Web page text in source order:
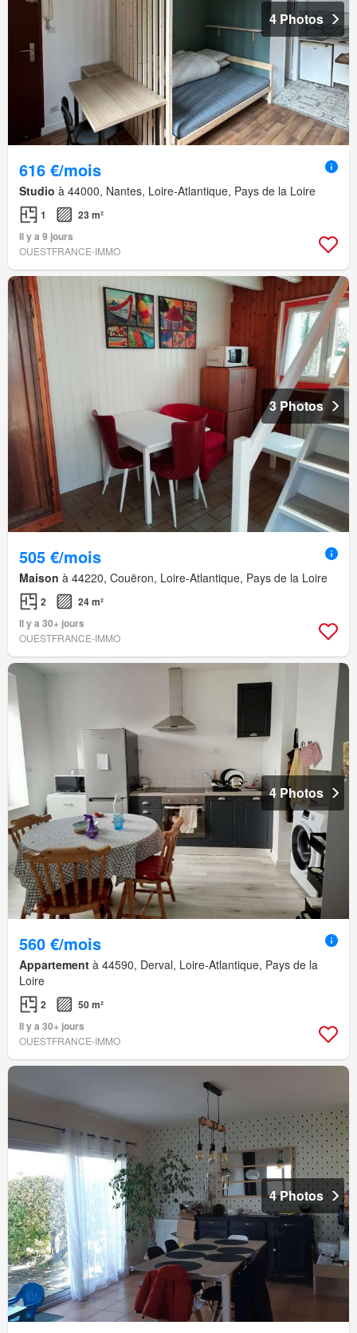
4 Photos
616 €/mois
Studio à 44000, Nantes, Loire-Atlantique, Pays de la Loire
1
23 m²
Il y a 9 jours
OUESTFRANCE-IMMO
3 Photos
505 €/mois
Maison à 44220, Couëron, Loire-Atlantique, Pays de la Loire
2
24 m²
Il y a 30+ jours
OUESTFRANCE-IMMO
4 Photos
560 €/mois
Appartement à 44590, Derval, Loire-Atlantique, Pays de la
Loire
2
50 m²
Il y a 30+ jours
OUESTFRANCE-IMMO
4 Photos